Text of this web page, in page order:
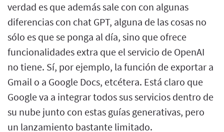
verdad es que además sale con con algunas
diferencias con chat GPT, alguna de las cosas no
sólo es que se ponga al día, sino que ofrece
funcionalidades extra que el servicio de OpenAI
no tiene. Sí, por ejemplo, la función de exportar a
Gmail o a Google Docs, etcétera. Está claro que
Google va a integrar todos sus servicios dentro de
su nube junto con estas guías generativas, pero
un lanzamiento bastante limitado.